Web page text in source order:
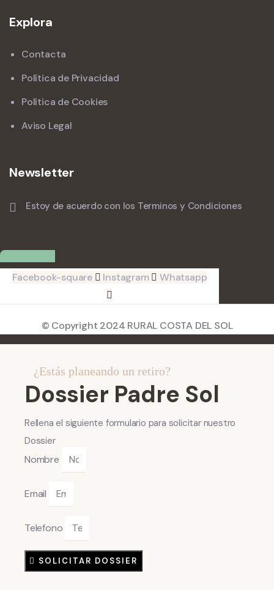
Explora
Contacta
Política de Privacidad
Política de Cookies
Aviso Legal
Newsletter
Estoy de acuerdo con los Terminos y Condiciones
Facebook-square Instagram Whatsapp
© Copyright 2024 RURAL COSTA DEL SOL
¿Estás planeando un retiro?
Dossier Padre Sol
Rellena el siguiente formulario para solicitar nuestro
Dossier
Nombre
Email
Telefono
SOLICITAR DOSSIER